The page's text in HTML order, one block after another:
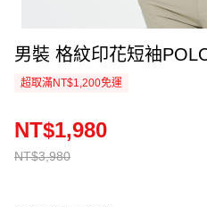
男裝 格紋印花短袖
超取滿NT$1,200免運
NT$3,980
NT$1,980